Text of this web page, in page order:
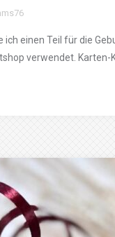
ich einen Teil für die
verwendet. Karten-